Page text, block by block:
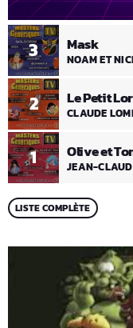
1 Olive et
JEAN-
2 Le Petit
CLAUDE
3 Mask
NOAM ET
LISTE COMPLÈTE